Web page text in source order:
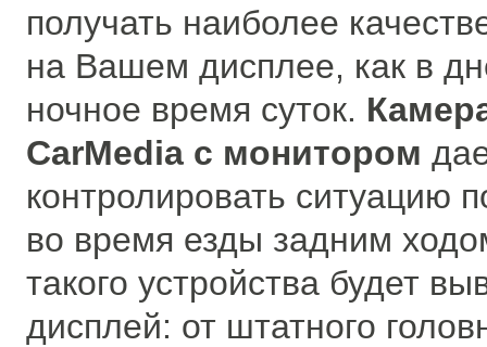
получать наиболее
на Вашем дисплее, как в
ночное время суток.
CarMedia с монитором
контролировать ситуацию
во время езды задним
такого устройства будет
дисплей: от штатного